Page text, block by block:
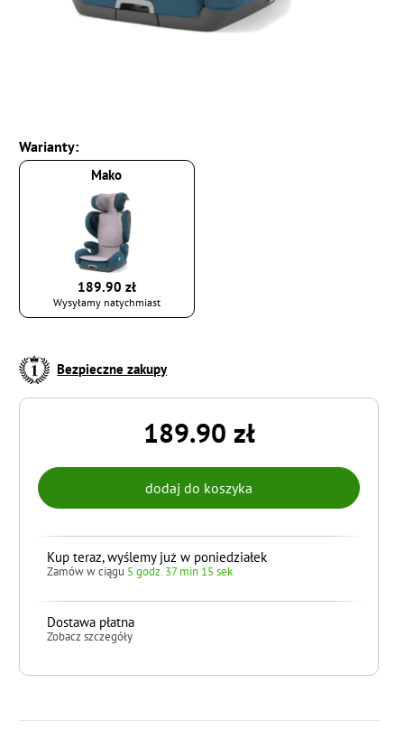
Warianty:
Mako
189.90 zł
Wysyłamy natychmiast
Bezpieczne zakupy
189.90 zł
Kup teraz, wyślemy już w poniedziałek
Zamów w ciągu 5 godz. 37 min 15 sek
Dostawa płatna
Zobacz szczegóły